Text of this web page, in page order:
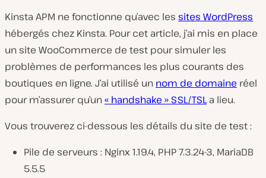
Kinsta APM ne fonctionne qu’avec les sites WordPress
hébergés chez Kinsta. Pour cet article, j’ai mis en place
un site WooCommerce de test pour simuler les
problèmes de performances les plus courants des
boutiques en ligne. J’ai utilisé un nom de domaine réel
pour m’assurer qu’un« handshake » SSL/TSLa lieu.
Vous trouverez ci-dessous les détails du site de test :
Pile de serveurs : Nginx 1.19.4, PHP 7.3.24-3, MariaDB
5.5.5